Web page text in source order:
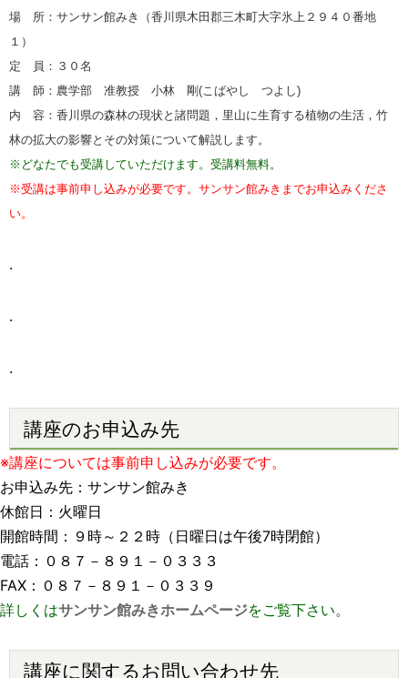
場 所：サンサン館みき（香川県木田郡三木町大字氷上２９４０番地
１）
定 員：３０名
講 師：農学部 准教授 小林 剛(こばやし つよし)
内 容：香川県の森林の現状と諸問題，里山に生育する植物の生活，竹
林の拡大の影響とその対策について解説します。
※どなたでも受講していただけます。受講料無料。
※受講は事前申し込みが必要です。サンサン館みきまでお申込みくださ
い。
.
.
.
講座のお申込み先
※講座については事前申し込みが必要です。
お申込み先：サンサン館みき
休館日：火曜日
開館時間：９時～２２時（日曜日は午後7時閉館）
電話：０８７－８９１－０３３３
FAX：０８７－８９１－０３３９
詳しくはサンサン館みきホームページをご覧下さい。
講座に関するお問い合わせ先